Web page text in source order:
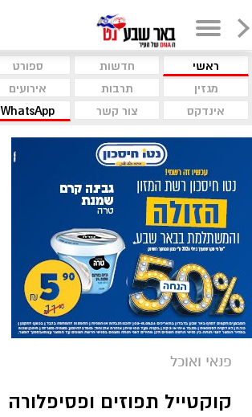
ראשי חדשות ספורט
מגזין
תרבות אירועים
אינדקס
צור קשר WhatsApp
פנאי ואוכל
קוקטייל תפוזים ופסיפלורה